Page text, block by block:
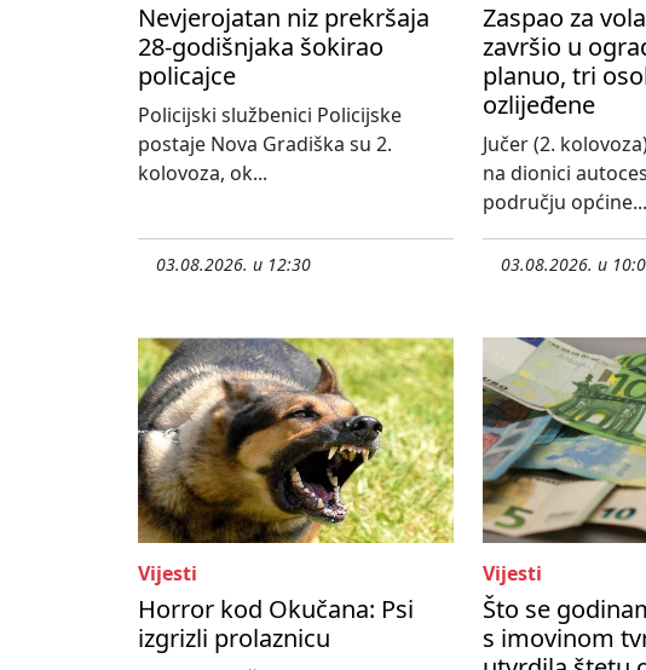
Nevjerojatan niz prekršaja
28-godišnjaka šokirao
policajce
Policijski službenici Policijske
postaje Nova Gradiška su 2.
kolovoza, ok...
03.08.2026. u 12:30
Zaspao za
završio u
planuo, tri
ozlijeđene
Jučer (2.
na dionici
području općine...
03.08.2026. u
Vijesti
Horror kod Okučana: Psi
izgrizli prolaznicu
Vijesti
Što se
s imovinom